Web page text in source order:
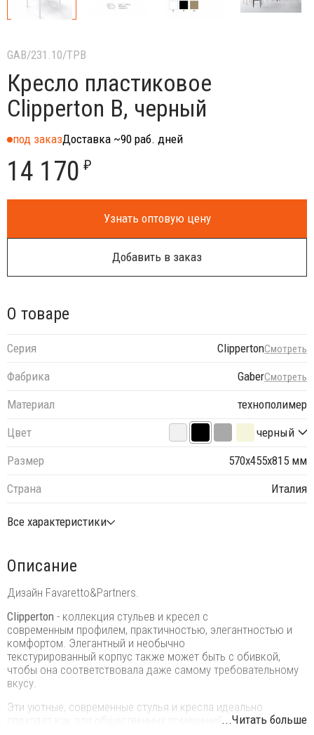
GAB/231.10/TPB
Кресло пластиковое
Clipperton B, черный
под заказДоставка ~90 раб. дней
14 170 ₽
Узнать оптовую цену
Добавить в заказ
О товаре
Серия ClippertonСмотреть
Фабрика GaberСмотреть
Материал
технополимер
Цвет
черный
Размер
570х455х815 мм
Страна
Италия
Все характеристики
Описание
Дизайн Favaretto&Partners.
Clipperton - коллекция стульев и кресел с
современным профилем, практичностью, элегантностью и
комфортом. Элегантный и необычно
текстурированный корпус также может быть с обивкой,
чтобы она соответствовала даже самому требовательному
вкусу.
Эти уютные, современные стулья и кресла идеально
подходят как для общественных помещений, таких как
...Читать больше